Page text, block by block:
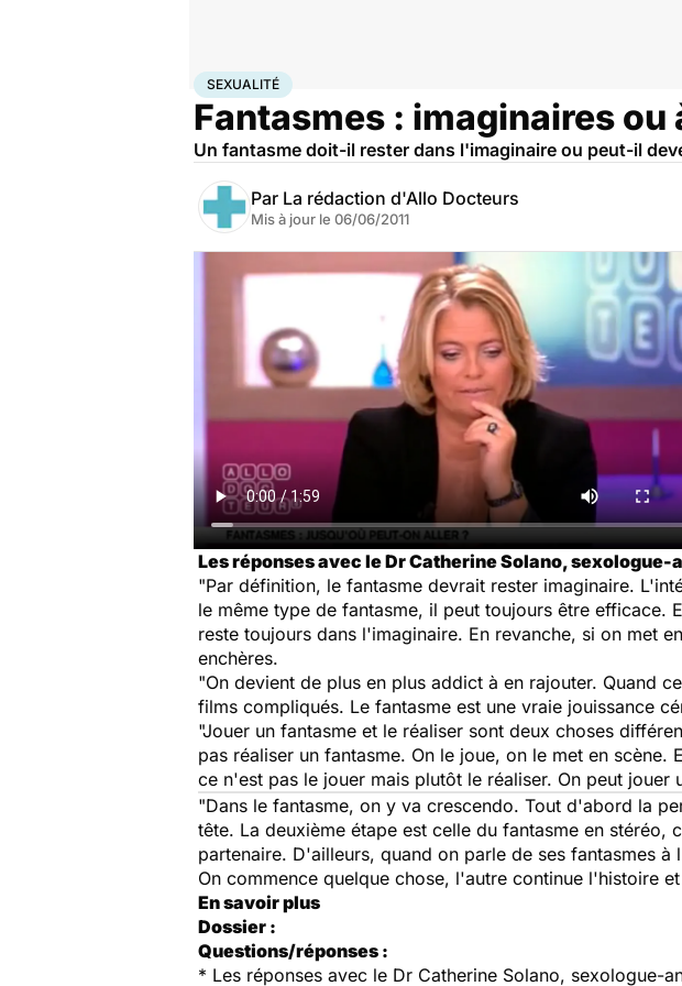
AccueilBien-être
SEXUALITÉ
Fantasmes : imaginaires
Un fantasme doit-il rester dans l'imaginaire ou peut-il
Par La rédaction d'Allo Docteurs
Mis à jour le 06/06/2011
Les réponses avec le Dr Catherine Solano,
"Par définition, le fantasme devrait rester imaginaire.
le même type de fantasme, il peut toujours être efficace.
reste toujours dans l'imaginaire. En revanche, si on met
enchères.
"On devient de plus en plus addict à en rajouter. Quand
films compliqués. Le fantasme est une vraie jouissance
"Jouer un fantasme et le réaliser sont deux choses
pas réaliser un fantasme. On le joue, on le met en
ce n'est pas le jouer mais plutôt le réaliser. On peut
"Dans le fantasme, on y va crescendo. Tout d'abord la
tête. La deuxième étape est celle du fantasme en
partenaire. D'ailleurs, quand on parle de ses fantasmes
On commence quelque chose, l'autre continue l'histoire
En savoir plus
Dossier :
Questions/réponses :
* Les réponses avec le Dr Catherine Solano,